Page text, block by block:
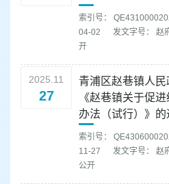
索引号：
04-02
发文字号： 赵
开
2025.11
27
青浦区赵巷镇人
《赵巷镇关于促
办法（试行）》的
索引号：
11-27
发文字号： 赵
公开